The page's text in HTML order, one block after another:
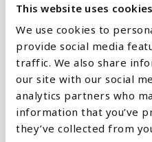
This website uses cookies
We use cookies to
provide social media
traffic. We also share
our site with our social
analytics partners who
information that you’ve
they’ve collected from
Platt
Jämför med: